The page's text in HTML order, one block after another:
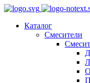
Каталог
Смесители